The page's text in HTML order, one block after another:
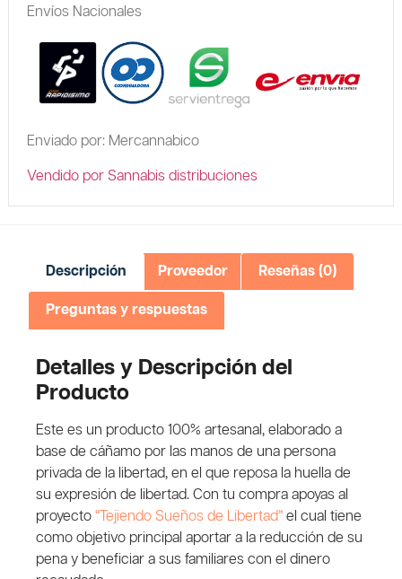
Envíos Nacionales
Enviado por: Mercannabico
Vendido por Sannabis distribuciones
Descripción Proveedor Reseñas (0)
Preguntas y respuestas
Detalles y Descripción del
Producto
Este es un producto 100% artesanal, elaborado a
base de cáñamo por las manos de una persona
privada de la libertad, en el que reposa la huella de
su expresión de libertad. Con tu compra apoyas al
proyecto “Tejiendo Sueños de Libertad” el cual tiene
como objetivo principal aportar a la reducción de su
pena y beneficiar a sus familiares con el dinero